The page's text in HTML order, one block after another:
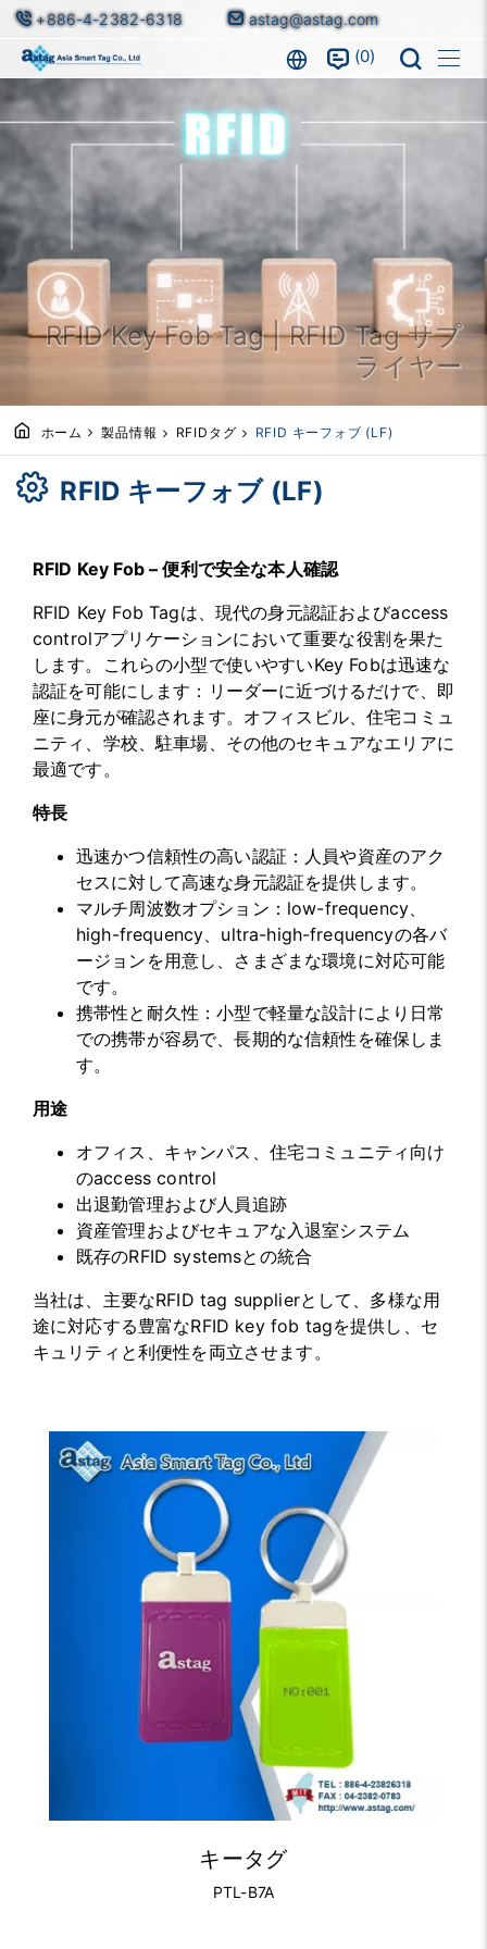
+886-4-2382-6318 astag@astag.com
0
RFID Key Fob Tag | RFID Tag サプ
ライヤー
ホーム 製品情報 RFIDタグ RFID キーフォブ (LF)
RFID キーフォブ (LF)
RFID Key Fob – 便利で安全な本人確認
RFID Key Fob Tagは、現代の身元認証およびaccess
controlアプリケーションにおいて重要な役割を果た
します。これらの小型で使いやすいKey Fobは迅速な
認証を可能にします：リーダーに近づけるだけで、即
座に身元が確認されます。オフィスビル、住宅コミュ
ニティ、学校、駐車場、その他のセキュアなエリアに
最適です。
特長
迅速かつ信頼性の高い認証：人員や資産のアク
セスに対して高速な身元認証を提供します。
マルチ周波数オプション：low-frequency、
high-frequency、ultra-high-frequencyの各バ
ージョンを用意し、さまざまな環境に対応可能
です。
携帯性と耐久性：小型で軽量な設計により日常
での携帯が容易で、長期的な信頼性を確保しま
す。
用途
オフィス、キャンパス、住宅コミュニティ向け
のaccess control
出退勤管理および人員追跡
資産管理およびセキュアな入退室システム
既存のRFID systemsとの統合
当社は、主要なRFID tag supplierとして、多様な用
途に対応する豊富なRFID key fob tagを提供し、セ
キュリティと利便性を両立させます。
キータグ
PTL-B7A